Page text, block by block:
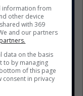
information from
other device
with 369
and our partners
data on the basis
to by managing
of this page
consent in privacy